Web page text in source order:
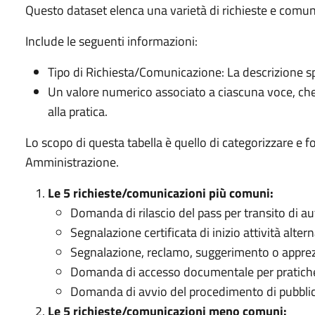
Questo dataset elenca una varietà di richieste e
Include le seguenti informazioni:
Tipo di Richiesta/Comunicazione: La descrizione
Un valore numerico associato a ciascuna voce,
alla pratica.
Lo scopo di questa tabella è quello di categorizzare
Amministrazione.
Le 5 richieste/comunicazioni più comuni:
Domanda di rilascio del pass per transito di
Segnalazione certificata di inizio attività
Segnalazione, reclamo, suggerimento o
Domanda di accesso documentale per
Domanda di avvio del procedimento di
Le 5 richieste/comunicazioni meno comuni: